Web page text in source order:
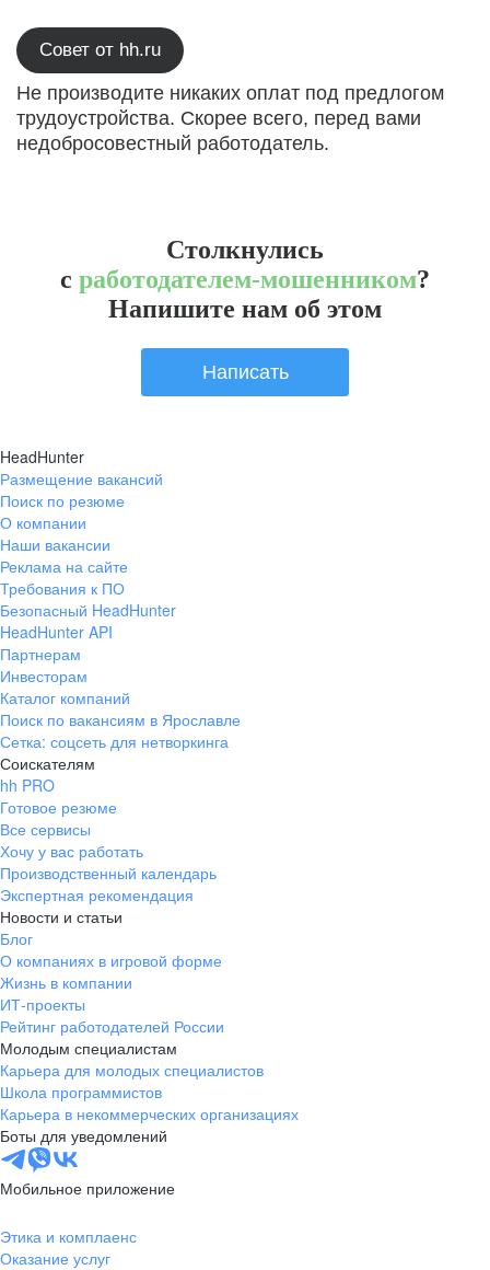
Совет от hh.ru
Не производите никаких оплат под предлогом
трудоустройства. Скорее всего, перед вами
недобросовестный работодатель.
Столкнулись
с работодателем-мошенником?
Напишите нам об этом
Написать
HeadHunter
Размещение вакансий
Поиск по резюме
О компании
Наши вакансии
Реклама на сайте
Требования к ПО
Безопасный HeadHunter
HeadHunter API
Партнерам
Инвесторам
Каталог компаний
Поиск по вакансиям в Ярославле
Сетка: соцсеть для нетворкинга
Соискателям
hh PRO
Готовое резюме
Все сервисы
Хочу у вас работать
Производственный календарь
Экспертная рекомендация
Новости и статьи
Блог
О компаниях в игровой форме
Жизнь в компании
ИТ-проекты
Рейтинг работодателей России
Молодым специалистам
Карьера для молодых специалистов
Школа программистов
Карьера в некоммерческих организациях
Боты для уведомлений
Мобильное приложение
Этика и комплаенс
Оказание услуг